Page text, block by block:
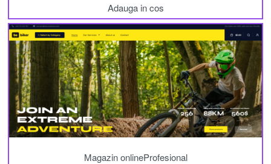
Adauga in cos
Magazin onlineProfesional